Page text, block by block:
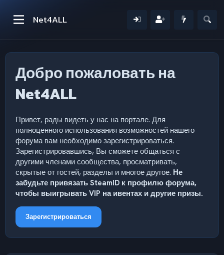
Net4ALL
Добро пожаловать на
Net4ALL
Привет, рады видеть у нас на портале. Для
полноценного использования возможностей нашего
форума вам необходимо зарегистрироваться.
Зарегистрировавшись, Вы сможете общаться с
другими членами сообщества, просматривать,
скрытые от гостей, разделы и многое другое. Не
забудьте привязать SteamID к профилю форума,
чтобы выигрывать VIP на ивентах и другие призы.
Зарегистрироваться